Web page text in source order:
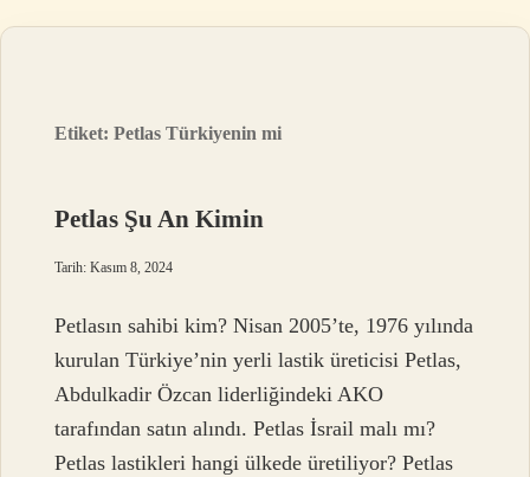
Etiket:Petlas Türkiyenin mi
Petlas Şu An Kimin
Tarih: Kasım 8, 2024
Petlasın sahibi kim? Nisan 2005’te, 1976 yılında
kurulan Türkiye’nin yerli lastik üreticisi Petlas,
Abdulkadir Özcan liderliğindeki AKO
tarafından satın alındı. Petlas İsrail malı mı?
Petlas lastikleri hangi ülkede üretiliyor? Petlas